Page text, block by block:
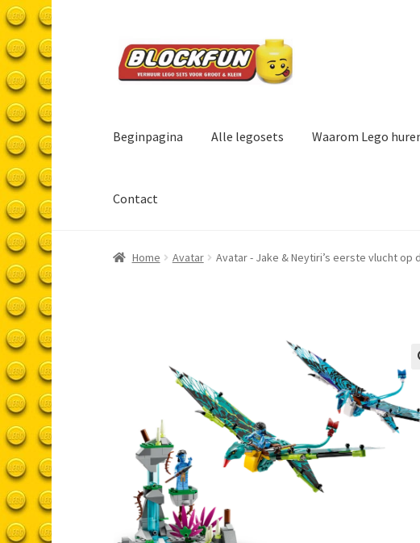
door
naar
naar
de
Beginpagina Alle legosets Waarom Lego
Contact
Home Avatar Avatar - Jake & Neytiri’s eerste vlucht op